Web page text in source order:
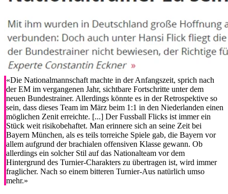
«Die Nationalmannschaft machte in der Anfangszeit, sprich nach
der EM im vergangenen Jahr, sichtbare Fortschritte unter dem
neuen Bundestrainer. Allerdings könnte es in der Retrospektive so
sein, dass dieses Team im März beim 1:1 in den Niederlanden einen
möglichen Zenit erreichte. [...] Der Fussball Flicks ist immer ein
Stück weit risikobehaftet. Man erinnere sich an seine Zeit bei
Bayern München, als es teils torreiche Spiele gab, die Bayern vor
allem aufgrund der brachialen offensiven Klasse gewann. Ob
allerdings ein solcher Stil auf das Nationalteam vor dem
Hintergrund des Turnier-Charakters zu übertragen ist, wird immer
fraglicher. Nach so einem bitteren Turnier-Aus natürlich umso
mehr.»